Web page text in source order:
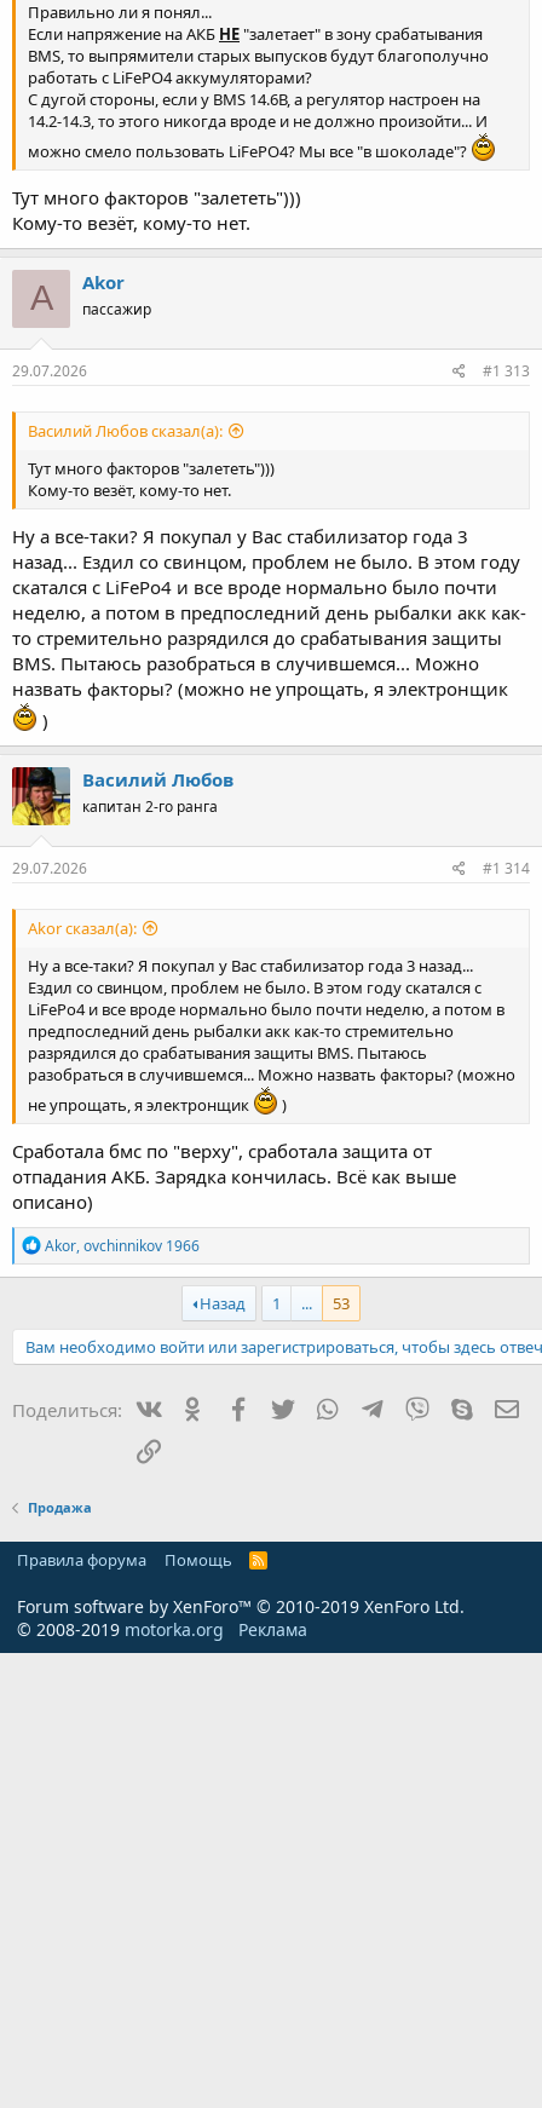
Правильно ли я понял...
Если напряжение на АКБ НЕ"залетает" в зону срабатывания
BMS, то выпрямители старых выпусков будут благополучно
работать с LiFePO4 аккумуляторами?
С дугой стороны, если у BMS 14.6В, а регулятор настроен на
14.2-14.3, то этого никогда вроде и не должно произойти... И
можно смело пользовать LiFePO4? Мы все "в шоколаде"?
Тут много факторов "залететь")))
Кому-то везёт, кому-то нет.
A Akor
пассажир
29.07.2026 #1 313
Василий Любов сказал(а):
Тут много факторов "залететь")))
Кому-то везёт, кому-то нет.
Ну а все-таки? Я покупал у Вас стабилизатор года 3
назад... Ездил со свинцом, проблем не было. В этом году
скатался с LiFePo4 и все вроде нормально было почти
неделю, а потом в предпоследний день рыбалки акк как-
то стремительно разрядился до срабатывания защиты
BMS. Пытаюсь разобраться в случившемся... Можно
назвать факторы? (можно не упрощать, я электронщик
)
Василий Любов
капитан 2-го ранга
29.07.2026 #1 314
Akor сказал(а):
Ну а все-таки? Я покупал у Вас стабилизатор года 3 назад...
Ездил со свинцом, проблем не было. В этом году скатался с
LiFePo4 и все вроде нормально было почти неделю, а потом в
предпоследний день рыбалки акк как-то стремительно
разрядился до срабатывания защиты BMS. Пытаюсь
разобраться в случившемся... Можно назвать факторы? (можно
не упрощать, я электронщик
)
Сработала бмс по "верху", сработала защита от
отпадания АКБ. Зарядка кончилась. Всё как выше
описано)
Р
е
а
и
и
Akor,ovchinnikov 1966
Назад 1 ...
53
Вам необходимо войти или зарегистрироваться, чтобы здесь
Поделиться: ВконтактеОдноклассники
Facebook
TwitterWhatsAppTelegram
Viber Skype
Ссылка
Продажа
Правила форума Помощь
R
Forum software by XenForo™ © 2010-2019 XenForo Ltd.
© 2008-2019 motorka.org Реклама